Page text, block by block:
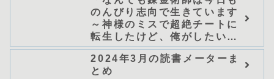
のんびり志向で生きています
～神様のミスで超絶チートに
転生したけど、俺がしたいの
は冒険じゃなくてホワイト商
会の立上げです～（グラスト
ノベルス） (グラスト
2024年3月の読書メーターま
とめ